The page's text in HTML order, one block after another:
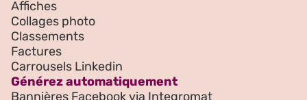
Affiches
Collages photo
Classements
Factures
Carrousels Linkedin
Générez automatiquement
Bannières Facebook via Integromat